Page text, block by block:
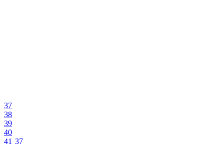
37
38
39
40
41 37